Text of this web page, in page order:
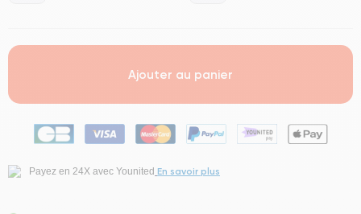
Ajouter au panier
Payez en 24X avec Younited En savoir plus